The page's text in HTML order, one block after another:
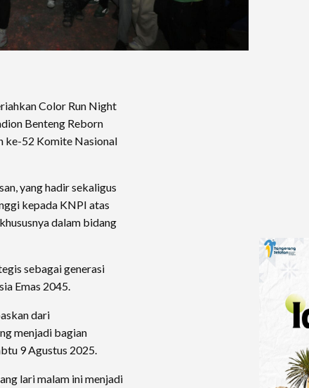
Color Run Night
Benteng Reborn
ke-52 Komite Nasional
yang hadir sekaligus
kepada KNPI atas
dalam bidang
sebagai generasi
Emas 2045.
dari
menjadi bagian
9 Agustus 2025.
lari malam ini menjadi